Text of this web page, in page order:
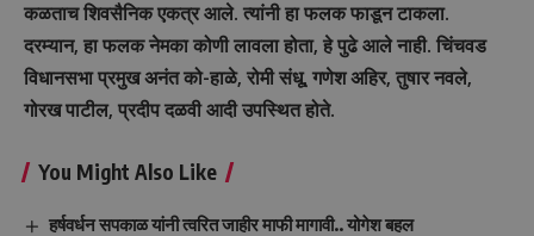
कळताच शिवसैनिक एकत्र आले. त्यांनी हा फलक फाडून टाकला.
दरम्यान, हा फलक नेमका कोणी लावला होता, हे पुढे आले नाही. चिंचवड
विधानसभा प्रमुख अनंत को-हाळे, रोमी संधू, गणेश अहिर, तुषार नवले,
गोरख पाटील, प्रदीप दळवी आदी उपस्थित होते.
You Might Also Like
हर्षवर्धन सपकाळ यांनी त्वरित जाहीर माफी मागावी.. योगेश बहल